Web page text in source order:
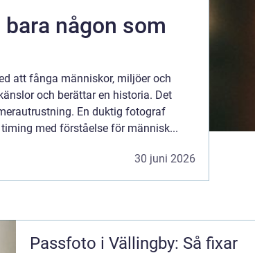
någon som
att fånga människor, miljöer och
och berättar en historia. Det
En duktig fotograf
med förståelse för människ...
30 juni 2026
Passfoto i Vällingby: Så fixar